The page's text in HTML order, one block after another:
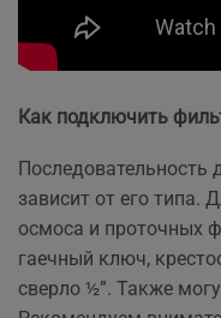
Как подключить
Последовательность
зависит от его типа.
осмоса и проточных
гаечный ключ,
сверло ½”. Также